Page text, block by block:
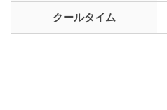
クールタイム